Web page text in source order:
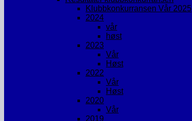
Klubbkonkurransen Vår 2025
2024
vår
høst
2023
Vår
Høst
2022
Vår
Høst
2020
Vår
2019